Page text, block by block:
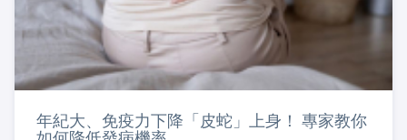
年紀大、免疫力下降「皮蛇」上身！ 專家教你